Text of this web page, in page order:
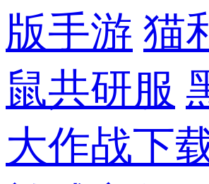
版手游 猫
鼠共研服
大作战下